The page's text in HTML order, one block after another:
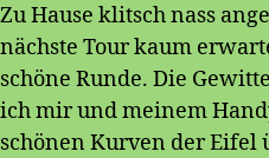
Zu Hause klitsch nass
nächste Tour kaum
schöne Runde. Die
ich mir und meinem
schönen Kurven der Eifel